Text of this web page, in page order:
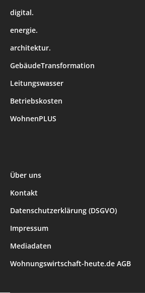
digital.
energie.
architektur.
GebäudeTransformation
Leitungswasser
Betriebskosten
WohnenPLUS
Über uns
Kontakt
Datenschutzerklärung (DSGVO)
Impressum
Mediadaten
Wohnungswirtschaft-heute.de AGB